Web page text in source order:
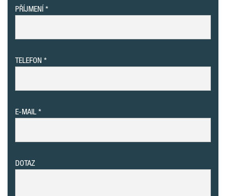
PŘÍJMENÍ
TELEFON
E-MAIL
DOTAZ